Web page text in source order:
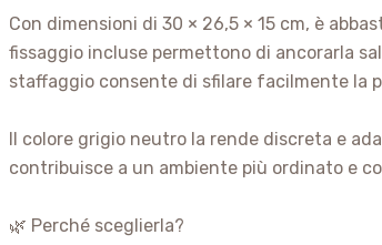
Con dimensioni di 30 × 26,5 × 15 cm, è
fissaggio incluse permettono di ancorarla
staffaggio consente di sfilare facilmente la
Il colore grigio neutro la rende discreta e
contribuisce a un ambiente più ordinato e
🌿 Perché sceglierla?